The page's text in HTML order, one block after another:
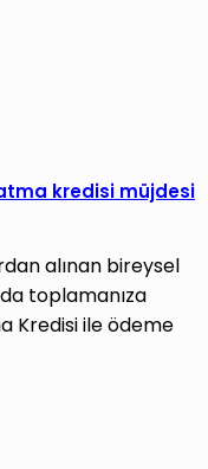
kredisi müjdesi
alınan bireysel
toplamanıza
Kredisi ile ödeme